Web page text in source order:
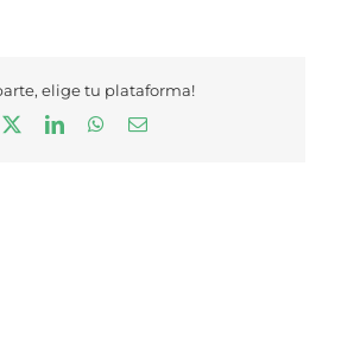
elige tu plataforma!
LinkedInWhatsApp
Correo